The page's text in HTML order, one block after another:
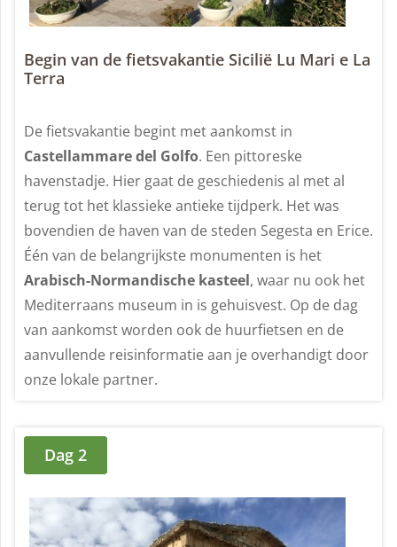
Begin van de fietsvakantie Sicilië Lu Mari e La
Terra
De fietsvakantie begint met aankomst in
Castellammare del Golfo. Een pittoreske
havenstadje. Hier gaat de geschiedenis al met al
terug tot het klassieke antieke tijdperk. Het was
bovendien de haven van de steden Segesta en Erice.
Één van de belangrijkste monumenten is het
Arabisch-Normandische kasteel, waar nu ook het
Mediterraans museum in is gehuisvest. Op de dag
van aankomst worden ook de huurfietsen en de
aanvullende reisinformatie aan je overhandigt door
onze lokale partner.
Dag 2